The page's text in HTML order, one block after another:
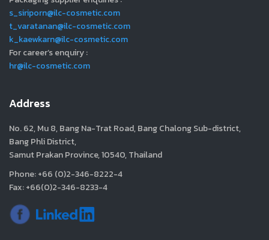
s_siriporn@ilc-cosmetic.com
t_varatanan@ilc-cosmetic.com
k_kaewkarn@ilc-cosmetic.com
For career’s enquiry :
hr@ilc-cosmetic.com
Address
No. 62, Mu 8, Bang Na-Trat Road, Bang Chalong Sub-district,
Bang Phli District,
Samut Prakan Province, 10540, Thailand
Phone: +66 (0)2-346-8222-4
Fax: +66(0)2-346-8233-4